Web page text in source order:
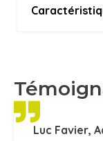
Luc Favier,